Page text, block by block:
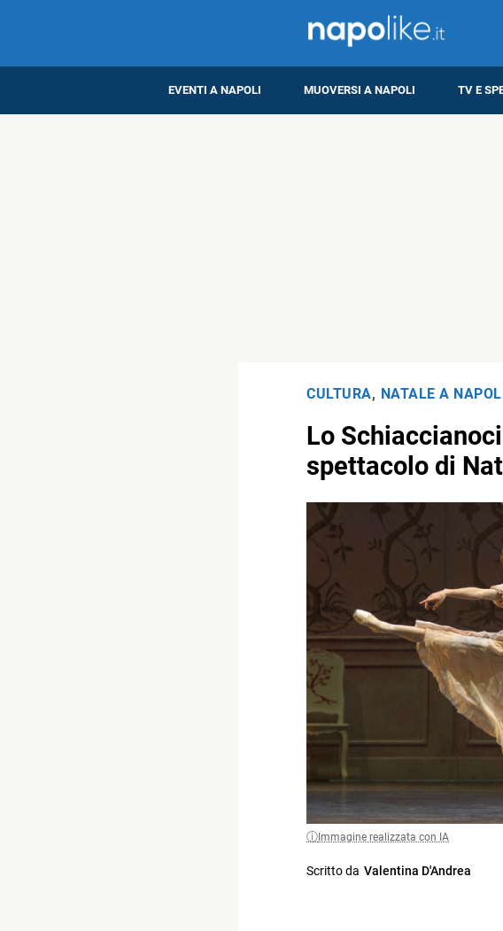
EVENTI A NAPOLI MUOVERSI A NAPOLI TV E
CULTURA, NATALE A NAPOLI
Lo
spettacolo di
Immagine realizzata con IA
Scritto da Valentina D'Andrea